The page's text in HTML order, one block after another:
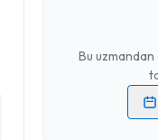
Bu
Kişisel verilerimin